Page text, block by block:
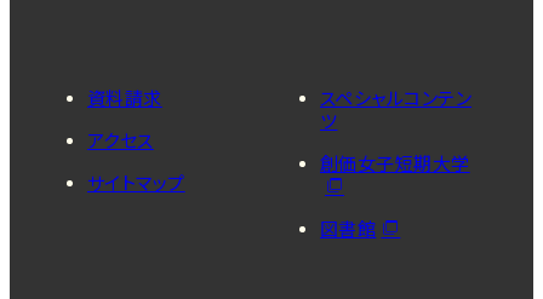
資料請求
アクセス
サイトマップ
スペシャルコンテン
ツ
創価女子短期大学
図書館